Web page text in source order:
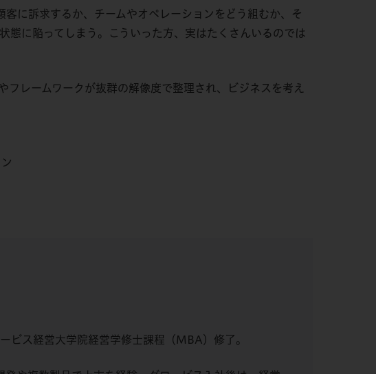
に訴求するか、チームやオペレーションをどう組むか、そ
に陥ってしまう。こういった方、実はたくさんいるのでは
レームワークが抜群の解像度で整理され、ビジネスを考え
ス経営大学院経営学修士課程（MBA）修了。